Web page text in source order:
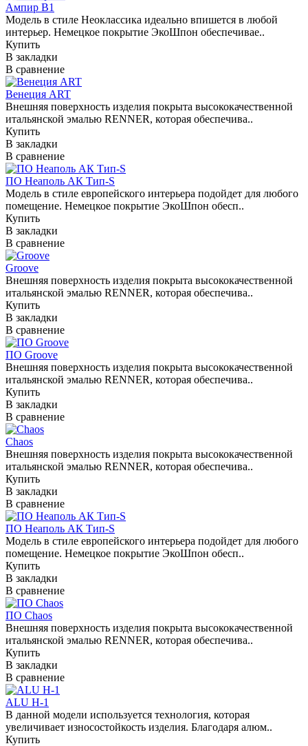
Ампир В1
Модель в стиле Неоклассика идеально впишется в любой
интерьер. Немецкое покрытие ЭкоШпон обеспечивае..
Купить
В закладки
В сравнение
Венеция ART
Внешняя поверхность изделия покрыта высококачественной
итальянской эмалью RENNER, которая обеспечива..
Купить
В закладки
В сравнение
ПО Неаполь АК Тип-S
Модель в стиле европейского интерьера подойдет для любого
помещение. Немецкое покрытие ЭкоШпон обесп..
Купить
В закладки
В сравнение
Groove
Внешняя поверхность изделия покрыта высококачественной
итальянской эмалью RENNER, которая обеспечива..
Купить
В закладки
В сравнение
ПО Groove
Внешняя поверхность изделия покрыта высококачественной
итальянской эмалью RENNER, которая обеспечива..
Купить
В закладки
В сравнение
Chaos
Внешняя поверхность изделия покрыта высококачественной
итальянской эмалью RENNER, которая обеспечива..
Купить
В закладки
В сравнение
ПО Неаполь АК Тип-S
Модель в стиле европейского интерьера подойдет для любого
помещение. Немецкое покрытие ЭкоШпон обесп..
Купить
В закладки
В сравнение
ПО Chaos
Внешняя поверхность изделия покрыта высококачественной
итальянской эмалью RENNER, которая обеспечива..
Купить
В закладки
В сравнение
ALU H-1
В данной модели используется технология, которая
увеличивает износостойкость изделия. Благодаря алюм..
Купить